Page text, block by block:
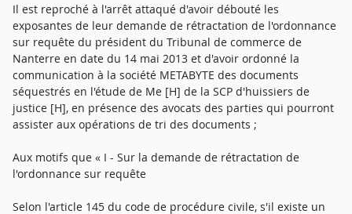
Il est reproché à l'arrêt attaqué d'avoir débouté les
exposantes de leur demande de rétractation de l'ordonnance
sur requête du président du Tribunal de commerce de
Nanterre en date du 14 mai 2013 et d'avoir ordonné la
communication à la société METABYTE des documents
séquestrés en l'étude de Me [H] de la SCP d'huissiers de
justice [H], en présence des avocats des parties qui pourront
assister aux opérations de tri des documents ;
Aux motifs que « I - Sur la demande de rétractation de
l'ordonnance sur requête
Selon l'article 145 du code de procédure civile, s'il existe un